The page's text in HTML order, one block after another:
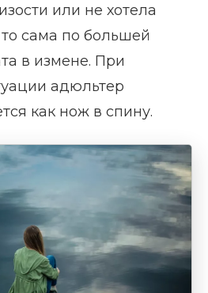
или не хотела
сама по большей
в измене. При
адюльтер
как нож в спину.